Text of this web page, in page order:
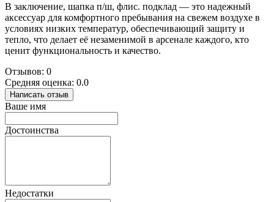
В заключение, шапка п/ш, флис. подклад — это надежный
аксессуар для комфортного пребывания на свежем воздухе в
условиях низких температур, обеспечивающий защиту и
тепло, что делает её незаменимой в арсенале каждого, кто
ценит функциональность и качество.
Отзывов: 0
Средняя оценка: 0.0
Написать отзыв
Ваше имя
Достоинства
Недостатки